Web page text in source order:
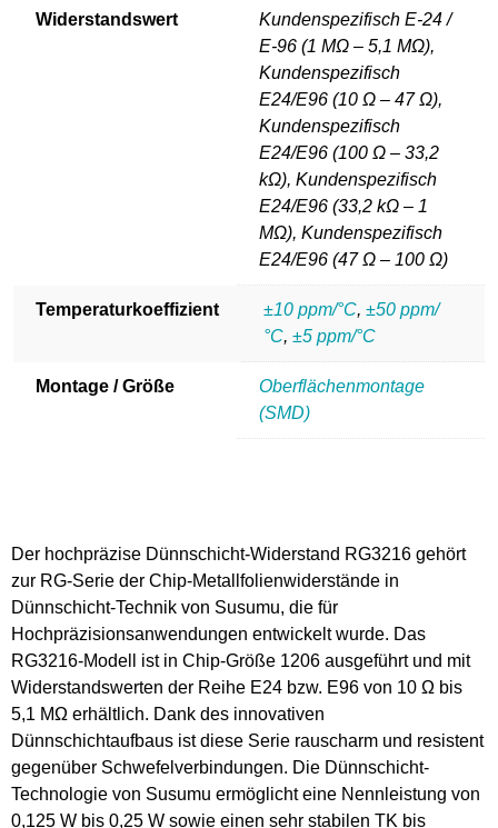
Der hochpräzise Dünnschicht-Widerstand RG3216 gehört
zur RG-Serie der Chip-Metallfolienwiderstände in
Dünnschicht-Technik von Susumu, die für
Hochpräzisionsanwendungen entwickelt wurde. Das
RG3216-Modell ist in Chip-Größe 1206 ausgeführt und mit
Widerstandswerten der Reihe E24 bzw. E96 von 10 Ω bis
5,1 MΩ erhältlich. Dank des innovativen
Dünnschichtaufbaus ist diese Serie rauscharm und resistent
gegenüber Schwefelverbindungen. Die Dünnschicht-
Technologie von Susumu ermöglicht eine Nennleistung von
0,125 W bis 0,25 W sowie einen sehr stabilen TK bis
Widerstandswert
Kundenspezifisch E-24 /
E-96 (1 MΩ – 5,1 MΩ),
Kundenspezifisch
E24/E96 (10 Ω – 47 Ω),
Kundenspezifisch
E24/E96 (100 Ω – 33,2
kΩ), Kundenspezifisch
E24/E96 (33,2 kΩ – 1
MΩ), Kundenspezifisch
E24/E96 (47 Ω – 100 Ω)
Temperaturkoeffizient ±10 ppm/°C, ±50 ppm/
°C, ±5 ppm/°C
Montage / Größe
Oberflächenmontage
(SMD)